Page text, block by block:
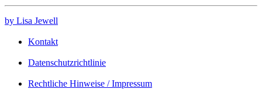
by Lisa Jewell
Kontakt
Datenschutzrichtlinie
Rechtliche Hinweise / Impressum